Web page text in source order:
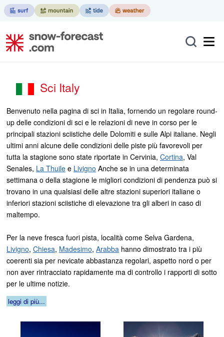
Sci Italy
Benvenuto nella pagina di sci in Italia, fornendo un regolare round-
up delle condizioni di sci e le relazioni di neve in corso per le
principali stazioni sciistiche delle Dolomiti e sulle Alpi italiane. Negli
ultimi anni alcune delle condizioni delle piste più favorevoli per
tutta la stagione sono state riportate in Cervinia, Cortina, Val
Senales, La Thuile e Livigno Anche se in una determinata
settimana o della stagione le migliori condizioni di pendenza può si
trovano in una qualsiasi delle altre stazioni superiori italiane o
inferiori stazioni sciistiche di elevazione tra gli alberi in caso di
maltempo.
Per la neve fresca fuori pista, località come Selva Gardena,
Livigno, Chiesa, Madesimo, Arabba hanno dimostrato tra i più
coerenti sia per nevicate abbastanza regolari, aspetto nord o per
non aver rintracciato rapidamente ma di controllo i rapporti di sotto
per le ultime notizie.
leggi di più...